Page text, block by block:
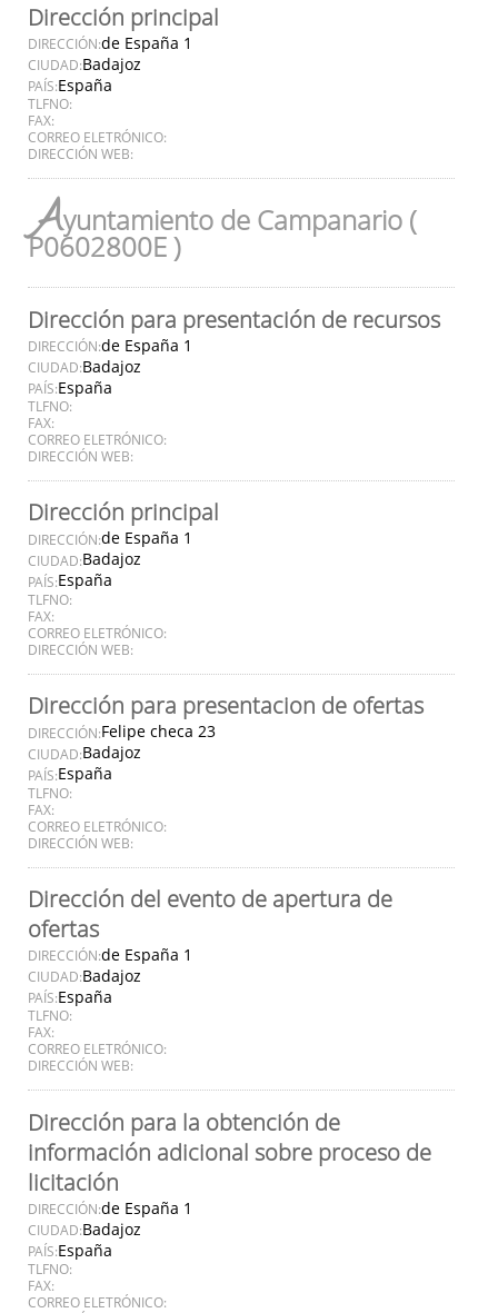
Dirección principal
DIRECCIÓN:de España 1
CIUDAD:Badajoz
PAÍS:España
TLFNO:
FAX:
CORREO ELETRÓNICO:
DIRECCIÓN WEB:
Ayuntamiento de Campanario (
P0602800E )
Dirección para presentación de recursos
DIRECCIÓN:de España 1
CIUDAD:Badajoz
PAÍS:España
TLFNO:
FAX:
CORREO ELETRÓNICO:
DIRECCIÓN WEB:
Dirección principal
DIRECCIÓN:de España 1
CIUDAD:Badajoz
PAÍS:España
TLFNO:
FAX:
CORREO ELETRÓNICO:
DIRECCIÓN WEB:
Dirección para presentacion de ofertas
DIRECCIÓN:Felipe checa 23
CIUDAD:Badajoz
PAÍS:España
TLFNO:
FAX:
CORREO ELETRÓNICO:
DIRECCIÓN WEB:
Dirección del evento de apertura de
ofertas
DIRECCIÓN:de España 1
CIUDAD:Badajoz
PAÍS:España
TLFNO:
FAX:
CORREO ELETRÓNICO:
DIRECCIÓN WEB:
Dirección para la obtención de
información adicional sobre proceso de
licitación
DIRECCIÓN:de España 1
CIUDAD:Badajoz
PAÍS:España
TLFNO:
FAX:
CORREO ELETRÓNICO: